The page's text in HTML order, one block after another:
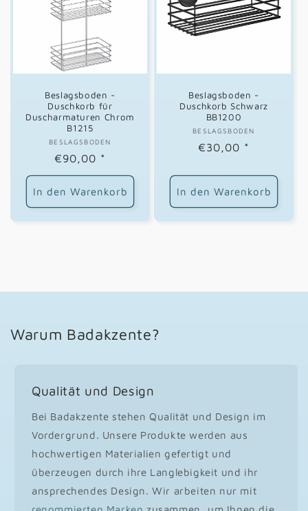
Beslagsboden -
Duschkorb für
Duscharmaturen Chrom
B1215
Anbieter:
BESLAGSBODEN
Normaler
Preis
€90,00 *
In den Warenkorb
Beslagsboden -
Duschkorb Schwarz
BB1200
Anbieter:
BESLAGSBODEN
Normaler
€30,00 *
In den Warenkorb
Warum Badakzente?
Qualität und Design
Bei Badakzente stehen Qualität und Design im
Vordergrund. Unsere Produkte werden aus
hochwertigen Materialien gefertigt und
überzeugen durch ihre Langlebigkeit und ihr
ansprechendes Design. Wir arbeiten nur mit